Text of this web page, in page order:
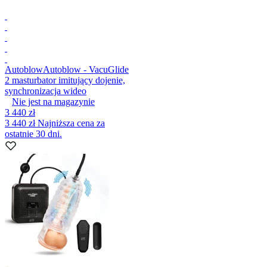
AutoblowAutoblow - VacuGlide
2 masturbator imitujący dojenie,
synchronizacja wideo
Nie jest na magazynie
3 440 zł
3 440 złNajniższa cena za
ostatnie 30 dni.